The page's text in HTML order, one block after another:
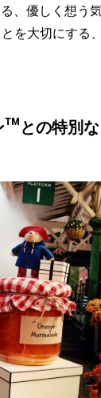
、優しく想う
を大切にする
™との特別